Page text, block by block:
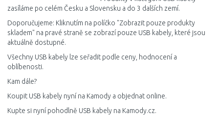
zasíláme po celém Česku a Slovensku a do 3 dalších zemí.
Doporučujeme: Kliknutím na políčko "Zobrazit pouze produkty
skladem" na pravé straně se zobrazí pouze USB kabely, které jsou
aktuálně dostupné.
Všechny USB kabely lze seřadit podle ceny, hodnocení a
oblíbenosti.
Kam dále?
Koupit USB kabely nyní na Kamody a objednat online.
Kupte si nyní pohodlně USB kabely na Kamody.cz.